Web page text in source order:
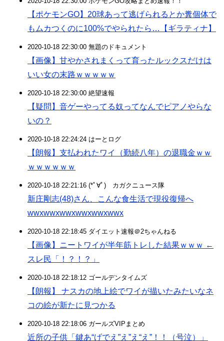
【ポケモンGO】20球あって逃げられるとか糞個体で
もムカつくのに100%でやられたら…【ギラティナ】
2020-10-18 22:30:00 無題のドキュメント
【画像】甘やかされまくって育ったルックスだけは
いい女の末路ｗｗｗｗｗ
2020-10-18 22:30:00 絶望速報
【疑問】音ゲーやってる奴ってなんでピアノやらな
いの？
2020-10-18 22:24:24 はーとログ
【朗報】支払われたワイ（勤続八年）の退職金ｗｗ
ｗｗｗｗｗｗ
2020-10-18 22:21:16 (*ﾟ∀ﾟ)ゞカガクニュース隊
新庄剛志(48)さん、こんな食生活で現役復帰へ
wwxwwxwwxwwxwwxwwx
2020-10-18 22:18:45 ダイエット速報＠2ちゃんねる
【画像】ニートワイが半年筋トレした結果ｗｗｗ ←
スレ民「！？！？」
2020-10-18 22:18:12 ゴールデンタイムズ
【朗報】 ナスカの地上絵でワイが描いたみたいなネ
コの絵が新たに見つかる
2020-10-18 22:18:06 ガールズVIPまとめ
近所の子供「鍵あ“げでえ”え”え“え”！！（号泣）」